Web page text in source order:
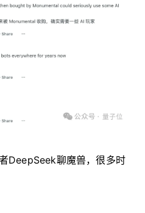
DeepSeek聊魔兽，很多时